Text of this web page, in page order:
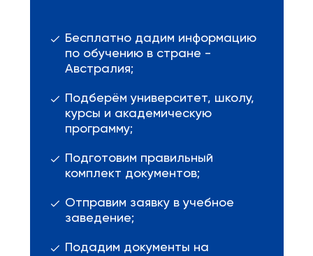
Бесплатно дадим информацию
по обучению в стране -
Австралия;
Подберём университет, школу,
курсы и академическую
программу;
Подготовим правильный
комплект документов;
Отправим заявку в учебное
заведение;
Подадим документы на